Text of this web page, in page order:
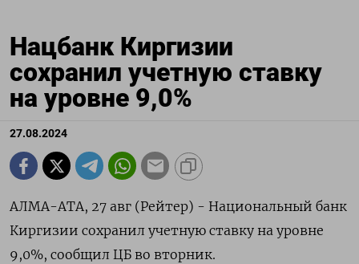
Нацбанк Киргизии
сохранил учетную ставку
на уровне 9,0%
27.08.2024
АЛМА-АТА, 27 авг (Рейтер) - Национальный банк
Киргизии сохранил учетную ставку на уровне
9,0%, сообщил ЦБ во вторник.